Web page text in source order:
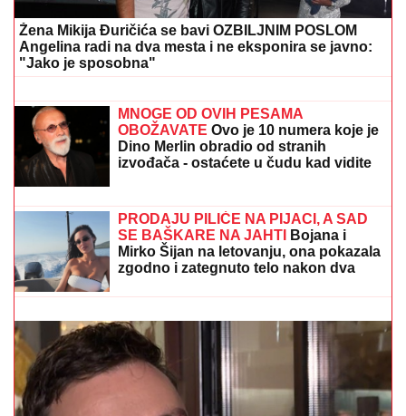
"IMALI SMO RASPRAVU"Terza
progovorio o susretu sa Milicom u
Crnoj Gori: "Zamera mi što nisam
ostao uz njih, ne treba da budemo
Kulići" (VIDEO)
Završio pod točkovima, ostao na
mestu mrtav: Jeziva nesreća u
Zemunu
Žena Mikija Đuričića se bavi OZBILJNIM POSLOM
Angelina radi na dva mesta i ne eksponira se javno:
"Jako je sposobna"